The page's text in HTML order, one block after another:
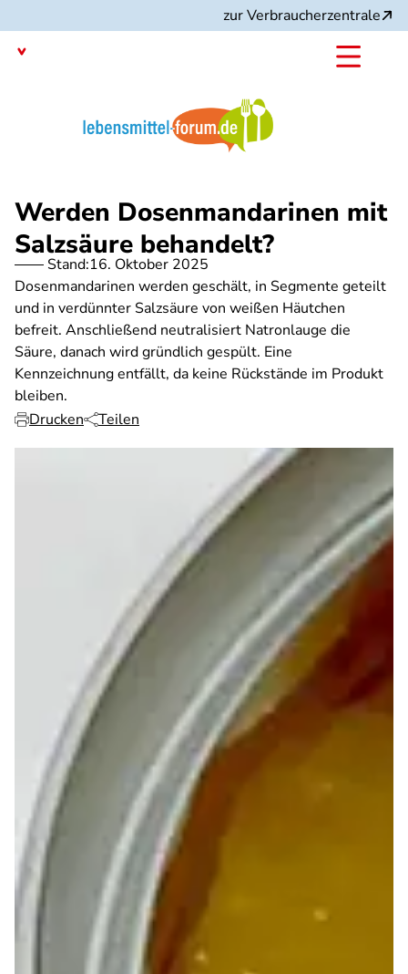
zum
Inhalt
zur Verbraucherzentrale
Werden Dosenmandarinen mit
Salzsäure behandelt?
Stand:16. Oktober 2025
Dosenmandarinen werden geschält, in Segmente geteilt
und in verdünnter Salzsäure von weißen Häutchen
befreit. Anschließend neutralisiert Natronlauge die
Säure, danach wird gründlich gespült. Eine
Kennzeichnung entfällt, da keine Rückstände im Produkt
bleiben.
Drucken
Teilen